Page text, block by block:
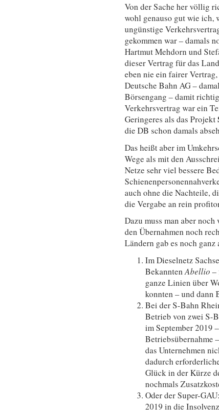
Von der Sache her völlig
wohl genauso gut wie ich,
ungünstige
gekommen war – damals
Hartmut Mehdorn und
dieser Vertrag für das
eben nie ein fairer
Deutsche Bahn AG –
Börsengang – damit
Verkehrsvertrag war ein
Geringeres als das Projekt
die DB schon damals
Das heißt aber im
Wege als mit den
Netze sehr viel bessere
auch ohne die Nachteile,
die Vergabe an rein
Dazu muss man aber
den Übernahmen noch
Ländern gab es noch ganz
Im Dieselnetz
BekanntenAbellio –
ganze Linien über
konnten – und dann
Bei der S-Bahn
Betrieb von zwei S-
im September 2019
Betriebsübernahme
das Unternehmen
dadurch
Glück in der Kürze
nochmals
Oder der Super-
2019 in die